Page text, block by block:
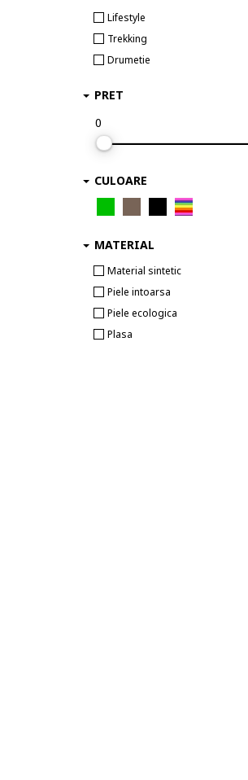
Lifestyle
Trekking
Drumetie
PRET
0
CULOARE
MATERIAL
Material sintetic
Piele intoarsa
Piele ecologica
Plasa